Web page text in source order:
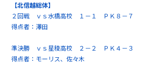
【北信越総体】
２回戦 ｖｓ水橋高校 １－１ ＰＫ８－７
得点者：澤田
準決勝 ｖｓ星稜高校 ２－２ ＰＫ４－３
得点者：モーリス、佐々木